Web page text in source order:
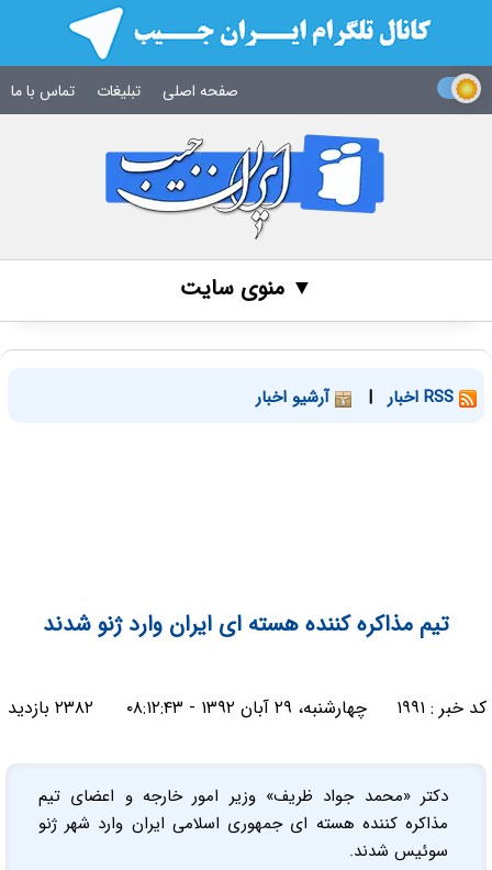
صفحه اصلی تبلیغات تماس با ما
▼ منوی سایت
| آرشیو اخبار
تیم مذاکره کننده هسته ای ایران وارد ژنو شدند
کد خبر : ۱۹۹۱ چهارشنبه، ۲۹ آبان ۱۳۹۲ - ۰۸:۱۲:۴۳ ۲۳۸۲ بازدید
دکتر «محمد جواد ظریف» وزیر امور خارجه و اعضای تیم
مذاکره کننده هسته ای جمهوری اسلامی ایران وارد شهر ژنو
سوئیس شدند.